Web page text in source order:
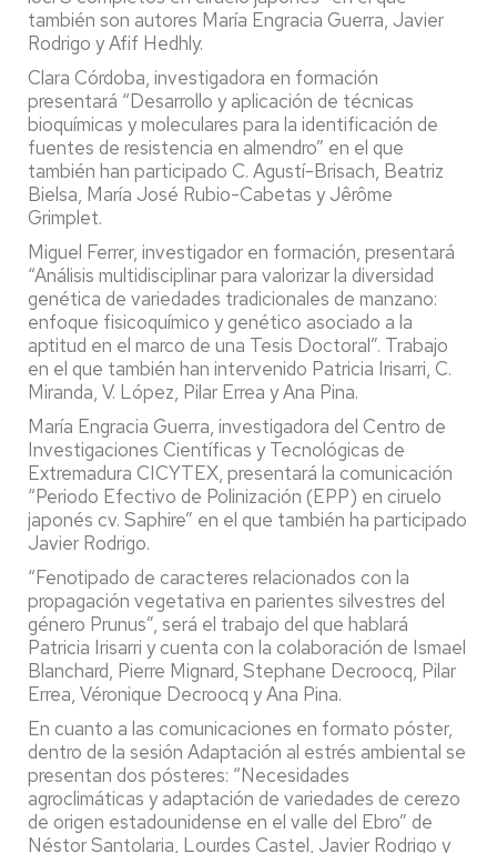
también son autores María Engracia Guerra, Javier
Rodrigo y Afif Hedhly.
Clara Córdoba, investigadora en formación
presentará “Desarrollo y aplicación de técnicas
bioquímicas y moleculares para la identificación de
fuentes de resistencia en almendro” en el que
también han participado C. Agustí-Brisach, Beatriz
Bielsa, María José Rubio-Cabetas y Jêrôme
Grimplet.
Miguel Ferrer, investigador en formación, presentará
“Análisis multidisciplinar para valorizar la diversidad
genética de variedades tradicionales de manzano:
enfoque fisicoquímico y genético asociado a la
aptitud en el marco de una Tesis Doctoral”. Trabajo
en el que también han intervenido Patricia Irisarri, C.
Miranda, V. López, Pilar Errea y Ana Pina.
María Engracia Guerra, investigadora del Centro de
Investigaciones Científicas y Tecnológicas de
Extremadura CICYTEX, presentará la comunicación
“Periodo Efectivo de Polinización (EPP) en ciruelo
japonés cv. Saphire” en el que también ha participado
Javier Rodrigo.
“Fenotipado de caracteres relacionados con la
propagación vegetativa en parientes silvestres del
género Prunus”, será el trabajo del que hablará
Patricia Irisarri y cuenta con la colaboración de Ismael
Blanchard, Pierre Mignard, Stephane Decroocq, Pilar
Errea, Véronique Decroocq y Ana Pina.
En cuanto a las comunicaciones en formato póster,
dentro de la sesión Adaptación al estrés ambiental se
presentan dos pósteres: “Necesidades
agroclimáticas y adaptación de variedades de cerezo
de origen estadounidense en el valle del Ebro” de
Néstor Santolaria, Lourdes Castel, Javier Rodrigo y